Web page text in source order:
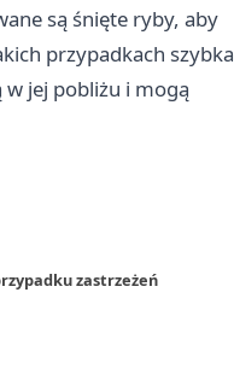
są śnięte ryby, aby
przypadkach szybka
w jej pobliżu i mogą
zastrzeżeń